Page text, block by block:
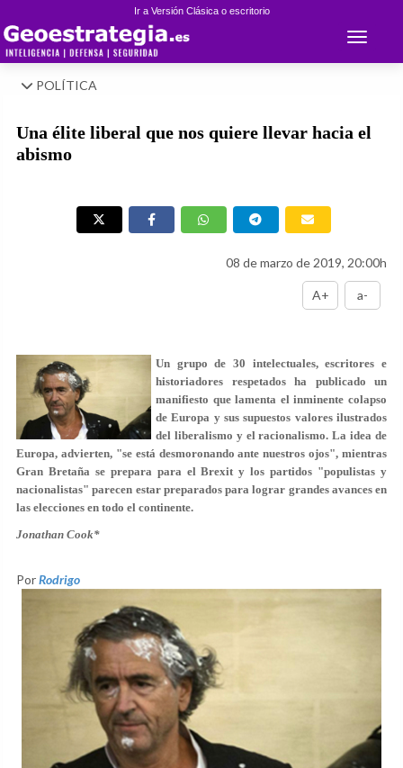
Ir a Versión Clásica o escritorio
Toggle
POLÍTICA
Una élite liberal que nos quiere llevar hacia el
abismo
08 de marzo de 2019, 20:00h
A+ a-
Un grupo de 30 intelectuales, escritores e
historiadores respetados ha publicado un
manifiesto que lamenta el inminente colapso
de Europa y sus supuestos valores ilustrados
del liberalismo y el racionalismo. La idea de
Europa, advierten, "se está desmoronando ante nuestros ojos", mientras
Gran Bretaña se prepara para el Brexit y los partidos "populistas y
nacionalistas" parecen estar preparados para lograr grandes avances en
las elecciones en todo el continente.
Jonathan Cook*
PorRodrigo